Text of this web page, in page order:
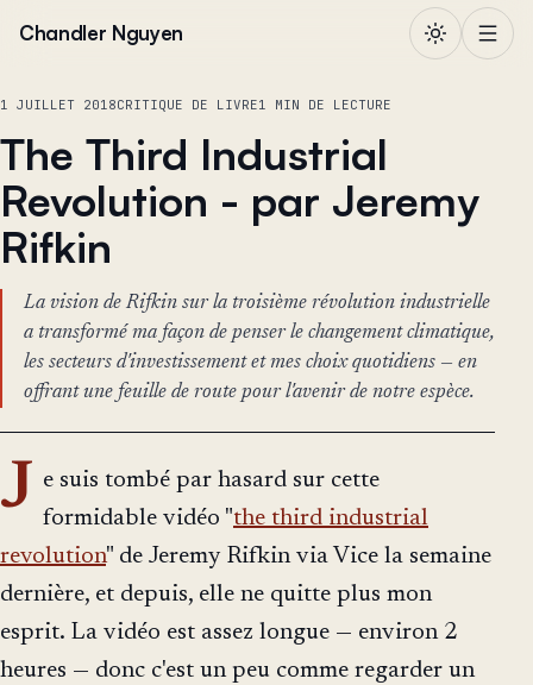
Chandler Nguyen
1 JUILLET 2018CRITIQUE DE LIVRE1 MIN DE LECTURE
The Third Industrial
Revolution - par Jeremy
Rifkin
La vision de Rifkin sur la troisième révolution industrielle
a transformé ma façon de penser le changement climatique,
les secteurs d'investissement et mes choix quotidiens — en
offrant une feuille de route pour l'avenir de notre espèce.
J
e suis tombé par hasard sur cette
formidable vidéo "the third industrial
revolution" de Jeremy Rifkin via Vice la semaine
dernière, et depuis, elle ne quitte plus mon
esprit. La vidéo est assez longue — environ 2
heures — donc c'est un peu comme regarder un